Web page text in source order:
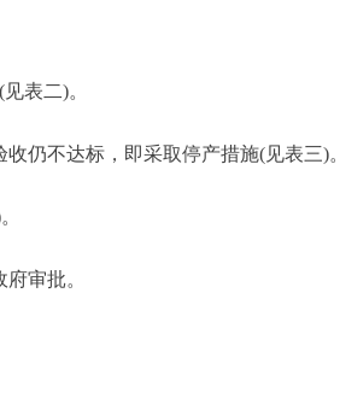
表二)。
仍不达标，即采取停产措施(见表三)。
审批。